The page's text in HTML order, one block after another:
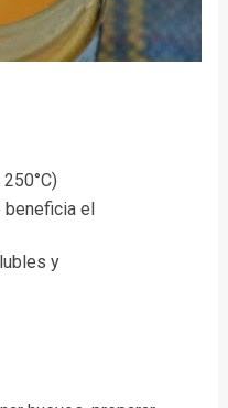
beneficia el
y